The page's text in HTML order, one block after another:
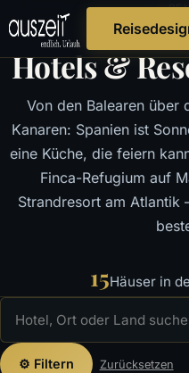
Hotels &
Von den Balearen über
Kanaren: Spanien ist
eine Küche, die feiern
Finca-Refugium auf
Strandresort am
15Häuser in
⚙ Filtern Zurücksetzen